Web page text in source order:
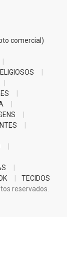
comercial)
TECIDOS
reservados.